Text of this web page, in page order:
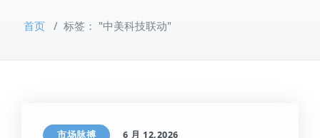
首页 / 标签： "中美科技联动"
市场脉搏 6 月 12,2026